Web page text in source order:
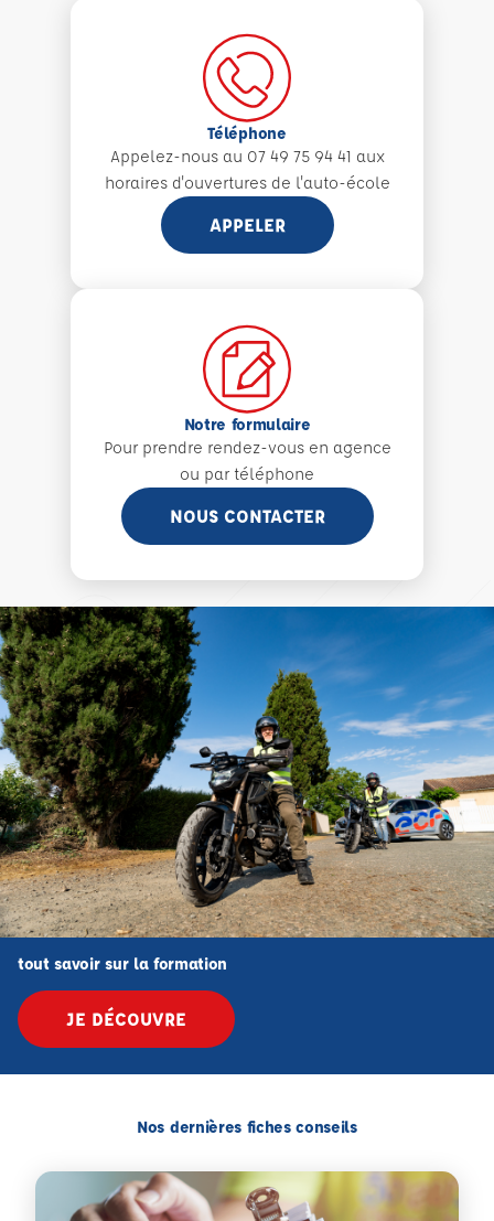
Téléphone
Appelez-nous au 07 49 75 94 41 aux
horaires d'ouvertures de l'auto-école
APPELER
Notre formulaire
Pour prendre rendez-vous en agence
ou par téléphone
NOUS CONTACTER
tout savoir sur la formation
JE DÉCOUVRE
Nos dernières fiches conseils